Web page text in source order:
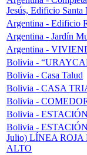
Jesús, Edificio
Argentina - Edificio
Argentina - Jardín
Argentina -
Bolivia -
Bolivia - Casa Talud
Bolivia - CASA
Bolivia -
Bolivia -
Bolivia -
Julio) LÍNEA
ALTO